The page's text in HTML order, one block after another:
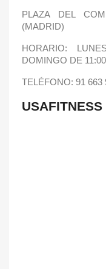
PLAZA DEL
(MADRID)
HORARIO:
DOMINGO DE
TELÉFONO: 91 663